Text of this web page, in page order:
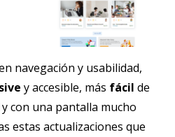
navegación y usabilidad,
y accesible, más fácil de
con una pantalla mucho
estas actualizaciones que